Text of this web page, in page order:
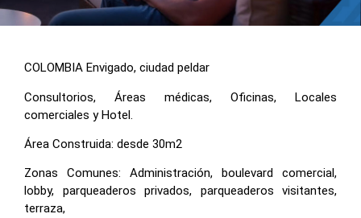
COLOMBIA Envigado, ciudad peldar
Consultorios, Áreas médicas, Oficinas, Locales
comerciales y Hotel.
Área Construida: desde 30m2
Zonas Comunes: Administración, boulevard comercial,
lobby, parqueaderos privados, parqueaderos visitantes,
terraza,